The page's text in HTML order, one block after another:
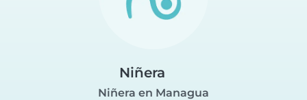
Niñera
Niñera en Managua